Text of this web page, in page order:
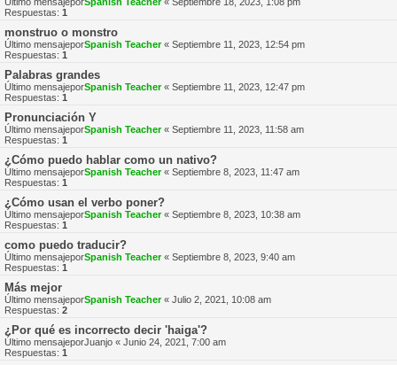
Respuestas: 1
monstruo o monstro
Último mensajeporSpanish Teacher« Septiembre 11, 2023, 12:54 pm
Respuestas: 1
Palabras grandes
Último mensajeporSpanish Teacher« Septiembre 11, 2023, 12:47 pm
Respuestas: 1
Pronunciación Y
Último mensajeporSpanish Teacher« Septiembre 11, 2023, 11:58 am
Respuestas: 1
¿Cómo puedo hablar como un nativo?
Último mensajeporSpanish Teacher« Septiembre 8, 2023, 11:47 am
Respuestas: 1
¿Cómo usan el verbo poner?
Último mensajeporSpanish Teacher« Septiembre 8, 2023, 10:38 am
Respuestas: 1
como puedo traducir?
Último mensajeporSpanish Teacher« Septiembre 8, 2023, 9:40 am
Respuestas: 1
Más mejor
Último mensajeporSpanish Teacher« Julio 2, 2021, 10:08 am
Respuestas: 2
¿Por qué es incorrecto decir 'haiga'?
Último mensajeporJuanjo « Junio 24, 2021, 7:00 am
Respuestas: 1